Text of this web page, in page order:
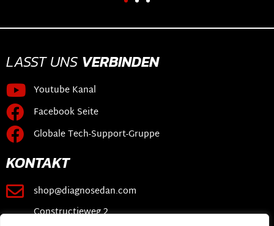
LASST UNS VERBINDEN
Youtube Kanal
Facebook Seite
Globale Tech-Support-Gruppe
KONTAKT
shop@diagnosedan.com
Constructieweg 2